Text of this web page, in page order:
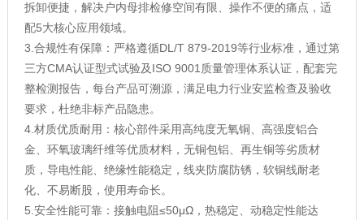
拆卸便捷，解决户内母排检修空间有限、操作不便的痛点，适
配5大核心应用领域。
3.合规性有保障：严格遵循DL/T 879-2019等行业标准，通过第
三方CMA认证型式试验及ISO 9001质量管理体系认证，配套完
整检测报告，每台产品可溯源，满足电力行业安监检查及验收
要求，杜绝非标产品隐患。
4.材质优质耐用：核心部件采用高纯度无氧铜、高强度铝合
金、环氧玻璃纤维等优质材料，无铜包铝、再生铜等劣质材
质，导电性能、绝缘性能稳定，线夹防腐防锈，软铜线耐老
化、不易断股，使用寿命长。
5.安全性能可靠：接触电阻≤50μΩ，热稳定、动稳定性能达